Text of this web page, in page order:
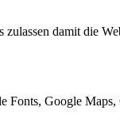
damit die
Fonts, Google Maps,